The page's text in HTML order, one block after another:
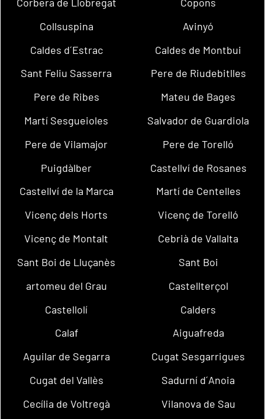
Collsuspina
Avinyó
Caldes d´Estrac
Caldes de Montbui
Sant Feliu Sasserra
Pere de Riudebitlles
Pere de Ribes
Mateu de Bages
Martí Sesgueioles
Salvador de Guardiola
Pere de Vilamajor
Pere de Torelló
Puigdàlber
Castellví de Rosanes
Castellví de la Marca
Martí de Centelles
Vicenç dels Horts
Vicenç de Torelló
Vicenç de Montalt
Cebrià de Vallalta
Sant Boi de Lluçanès
Sant Boi
artomeu del Grau
Castellterçol
Castellolí
Calders
Calaf
Aiguafreda
Aguilar de Segarra
Cugat Sesgarrigues
Cugat del Vallès
Sadurní d´Anoia
Cecília de Voltregà
Vilanova de Sau